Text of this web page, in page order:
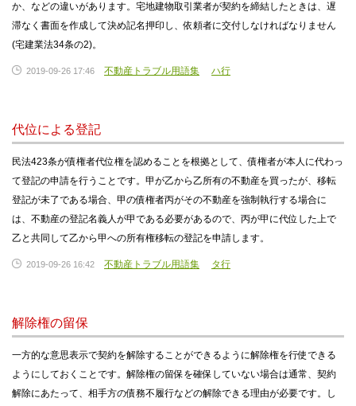
か、などの違いがあります。宅地建物取引業者が契約を締結したときは、遅
滞なく書面を作成して決め記名押印し、依頼者に交付しなければなりません
(宅建業法34条の2)。
2019-09-26 17:46 不動産トラブル用語集 ハ行
代位による登記
民法423条が債権者代位権を認めることを根拠として、債権者が本人に代わっ
て登記の申請を行うことです。甲が乙から乙所有の不動産を買ったが、移転
登記が未了である場合、甲の債権者丙がその不動産を強制執行する場合に
は、不動産の登記名義人が甲である必要があるので、丙が甲に代位した上で
乙と共同して乙から甲への所有権移転の登記を申請します。
2019-09-26 16:42 不動産トラブル用語集 タ行
解除権の留保
一方的な意思表示で契約を解除することができるように解除権を行使できる
ようにしておくことです。解除権の留保を確保していない場合は通常、契約
解除にあたって、相手方の債務不履行などの解除できる理由が必要です。し